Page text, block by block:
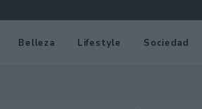
Belleza Lifestyle Sociedad